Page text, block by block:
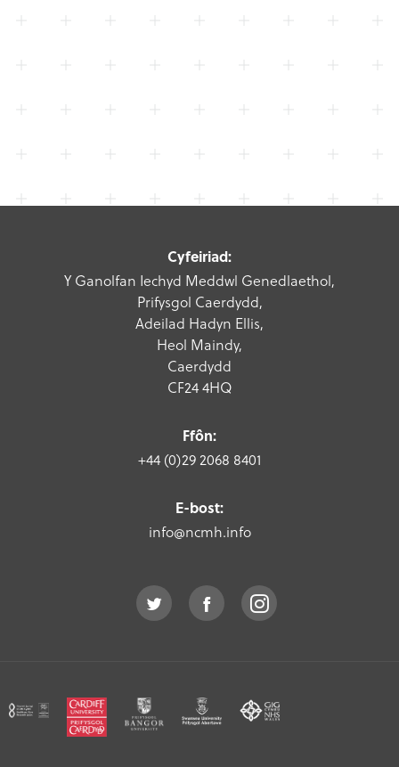
Cyfeiriad:
Y Ganolfan Iechyd Meddwl Genedlaethol,
Prifysgol Caerdydd,
Adeilad Hadyn Ellis,
Heol Maindy,
Caerdydd
CF24 4HQ
Ffôn:
+44 (0)29 2068 8401
E-bost:
info@ncmh.info